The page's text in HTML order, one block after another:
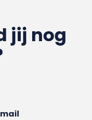
jij nog